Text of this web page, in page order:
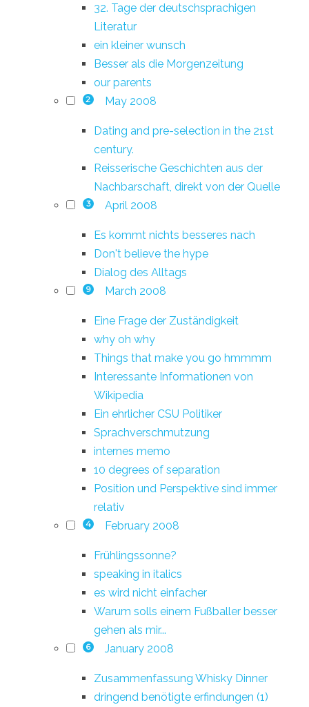
32. Tage der deutschsprachigen
Literatur
ein kleiner wunsch
Besser als die Morgenzeitung
our parents
2 May 2008
Dating and pre-selection in the 21st
century.
Reisserische Geschichten aus der
Nachbarschaft, direkt von der Quelle
3 April 2008
Es kommt nichts besseres nach
Don't believe the hype
Dialog des Alltags
9 March 2008
Eine Frage der Zuständigkeit
why oh why
Things that make you go hmmmm
Interessante Informationen von
Wikipedia
Ein ehrlicher CSU Politiker
Sprachverschmutzung
internes memo
10 degrees of separation
Position und Perspektive sind immer
relativ
4 February 2008
Frühlingssonne?
speaking in italics
es wird nicht einfacher
Warum solls einem Fußballer besser
gehen als mir...
6 January 2008
Zusammenfassung Whisky Dinner
dringend benötigte erfindungen (1)